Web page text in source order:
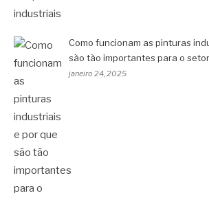
Como funcionam as pinturas
são tão importantes para o setor
janeiro 24, 2025